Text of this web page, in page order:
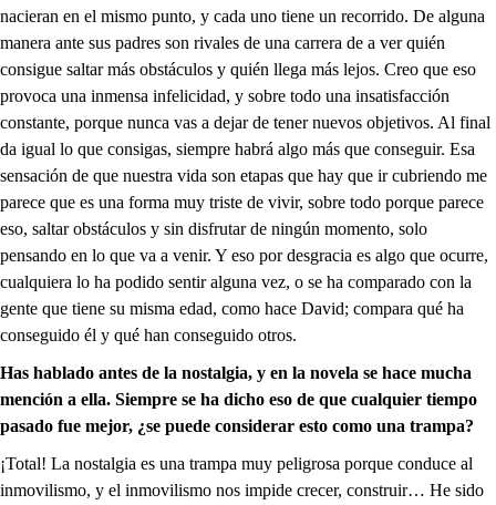
nacieran en el mismo punto, y cada uno tiene un recorrido. De alguna
manera ante sus padres son rivales de una carrera de a ver quién
consigue saltar más obstáculos y quién llega más lejos. Creo que eso
provoca una inmensa infelicidad, y sobre todo una insatisfacción
constante, porque nunca vas a dejar de tener nuevos objetivos. Al final
da igual lo que consigas, siempre habrá algo más que conseguir. Esa
sensación de que nuestra vida son etapas que hay que ir cubriendo me
parece que es una forma muy triste de vivir, sobre todo porque parece
eso, saltar obstáculos y sin disfrutar de ningún momento, solo
pensando en lo que va a venir. Y eso por desgracia es algo que ocurre,
cualquiera lo ha podido sentir alguna vez, o se ha comparado con la
gente que tiene su misma edad, como hace David; compara qué ha
conseguido él y qué han conseguido otros.
Has hablado antes de la nostalgia, y en la novela se hace mucha
mención a ella. Siempre se ha dicho eso de que cualquier tiempo
pasado fue mejor, ¿se puede considerar esto como una trampa?
¡Total! La nostalgia es una trampa muy peligrosa porque conduce al
inmovilismo, y el inmovilismo nos impide crecer, construir… He sido